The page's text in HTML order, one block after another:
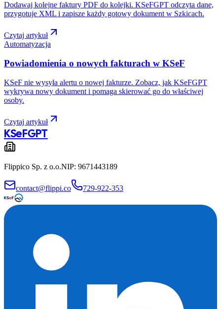
Dodawaj kolejne faktury PDF do kolejki. KSeFGPT odczyta dane,
przygotuje XML i zapisze każdy gotowy dokument w Szkicach.
Czytaj artykuł
Automatyzacja
Powiadomienia o nowych fakturach w KSeF
KSeF nie wysyła alertu o nowej fakturze. Zobacz, jak KSeFGPT
wykrywa nowy dokument i pomaga skierować go do właściwej
osoby.
Czytaj artykuł
KSeFGPT
Flippico Sp. z o.o.NIP: 9671443189
contact@flippi.co 729-922-353